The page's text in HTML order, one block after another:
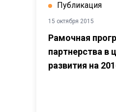
Публикация
15 октября 2015
Рамочная
партнерства в
развития на